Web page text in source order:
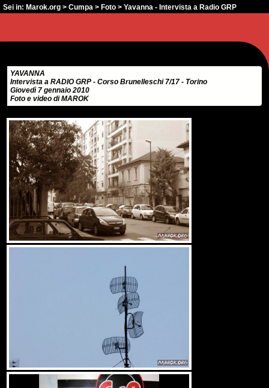
Sei in: Marok.org > Cumpa > Foto > Yavanna - Intervista a Radio GRP
YAVANNA
Intervista a RADIO GRP - Corso Brunelleschi 7/17 - Torino
Giovedì 7 gennaio 2010
Foto e video di MAROK